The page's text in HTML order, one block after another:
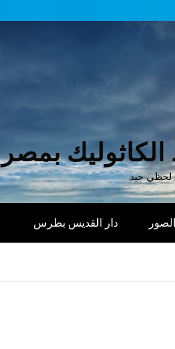
الكاثوليك بمصر
لحظي جيد
دار القديس بطرس